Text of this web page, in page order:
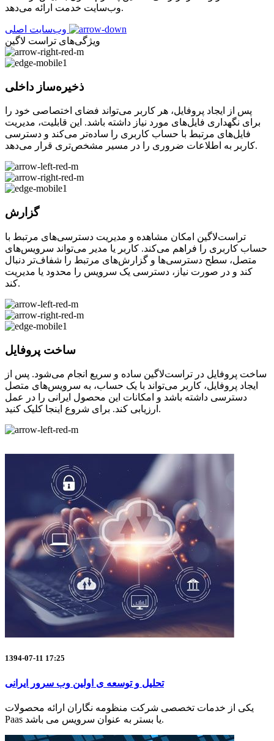
وب‌سایت خدمت ارائه می‌دهد.
ویژگی‌های تراست لاگین
ذخیره‌ساز داخلی
پس از ایجاد پروفایل، هر کاربر می‌تواند فضای اختصاصی خود را
برای نگهداری فایل‌های مورد نیاز داشته باشد. این قابلیت، مدیریت
فایل‌های مرتبط با حساب کاربری را ساده‌تر می‌کند و دسترسی
کاربر به اطلاعات ضروری را در مسیر مشخص‌تری قرار می‌دهد.
گزارش
تراست‌لاگین امکان مشاهده و مدیریت دسترسی‌های مرتبط با
حساب کاربری را فراهم می‌کند. کاربر یا مدیر می‌تواند سرویس‌های
متصل، سطح دسترسی‌ها و گزارش‌های مرتبط را شفاف‌تر دنبال
کند و در صورت نیاز، دسترسی یک سرویس را محدود یا مدیریت
کند.
ساخت پروفایل
ساخت پروفایل در تراست‌لاگین ساده و سریع انجام می‌شود. پس از
ایجاد پروفایل، کاربر می‌تواند با یک حساب، به سرویس‌های متصل
دسترسی داشته باشد و امکانات این محصول ایرانی را در عمل
ارزیابی کند. برای شروع اینجا کلیک کنید.
1394-07-11 17:25
تحلیل و توسعه ی اولین وب سرور ایرانی
یکی از خدمات تخصصی شرکت منظومه نگاران ارائه محصولات
Paas یا بستر به عنوان سرویس می باشد.